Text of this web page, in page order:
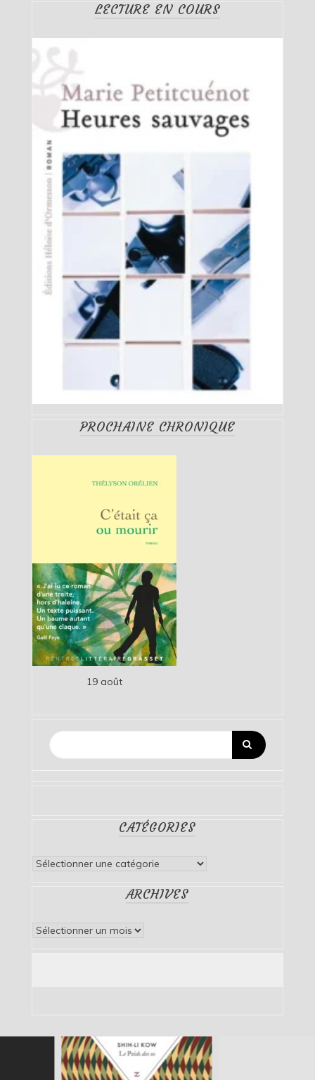
LECTURE EN COURS
PROCHAINE CHRONIQUE
19 août
CATÉGORIES
Catégories
ARCHIVES
Archives